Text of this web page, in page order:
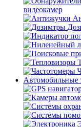
видеокамер
Автомобильные